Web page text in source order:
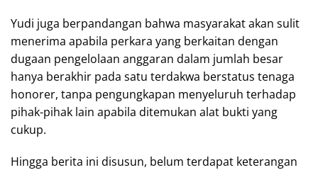
Yudi juga berpandangan bahwa masyarakat akan sulit
menerima apabila perkara yang berkaitan dengan
dugaan pengelolaan anggaran dalam jumlah besar
hanya berakhir pada satu terdakwa berstatus tenaga
honorer, tanpa pengungkapan menyeluruh terhadap
pihak-pihak lain apabila ditemukan alat bukti yang
cukup.
Hingga berita ini disusun, belum terdapat keterangan